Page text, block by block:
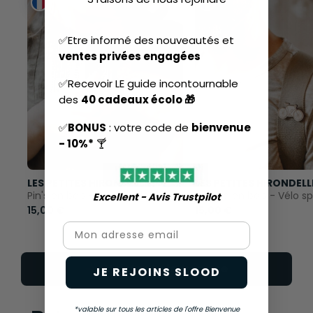
LES PETITES HIRONDELLES
Pin's en bois - Coccinelle
15,00 €
LES PETITES
Broche en bois - Vélo
Voir toute la gamme
✅Etre informé des nouveautés et
ventes privées engagées
✅Recevoir LE guide incontournable
des 40 cadeaux écolo 🎁
✅BONUS : votre code de bienvenue
- 10%* 🍸
Excellent - Avis Trustpilot​
Email
JE REJOINS SLOOD
*valable sur tous les articles de l'offre Bienvenue